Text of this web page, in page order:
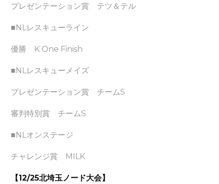
プレゼンテーション賞 テツ＆テル
■NLレスキューライン
優勝 K One Finish
■NLレスキューメイズ
プレゼンテーション賞 チームS
審判特別賞 チームS
■NLオンステージ
チャレンジ賞 MILK
【12/25北埼玉ノード大会】